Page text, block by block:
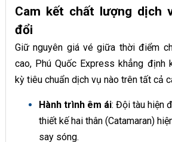
Cam kết chất lượng dịch
đổi
Giữ nguyên giá vé giữa thời điểm
cao, Phú Quốc Express khẳng định
kỳ tiêu chuẩn dịch vụ nào trên tất cả
Hành trình êm ái: Đội tàu hiện
thiết kế hai thân (Catamaran)
say sóng.